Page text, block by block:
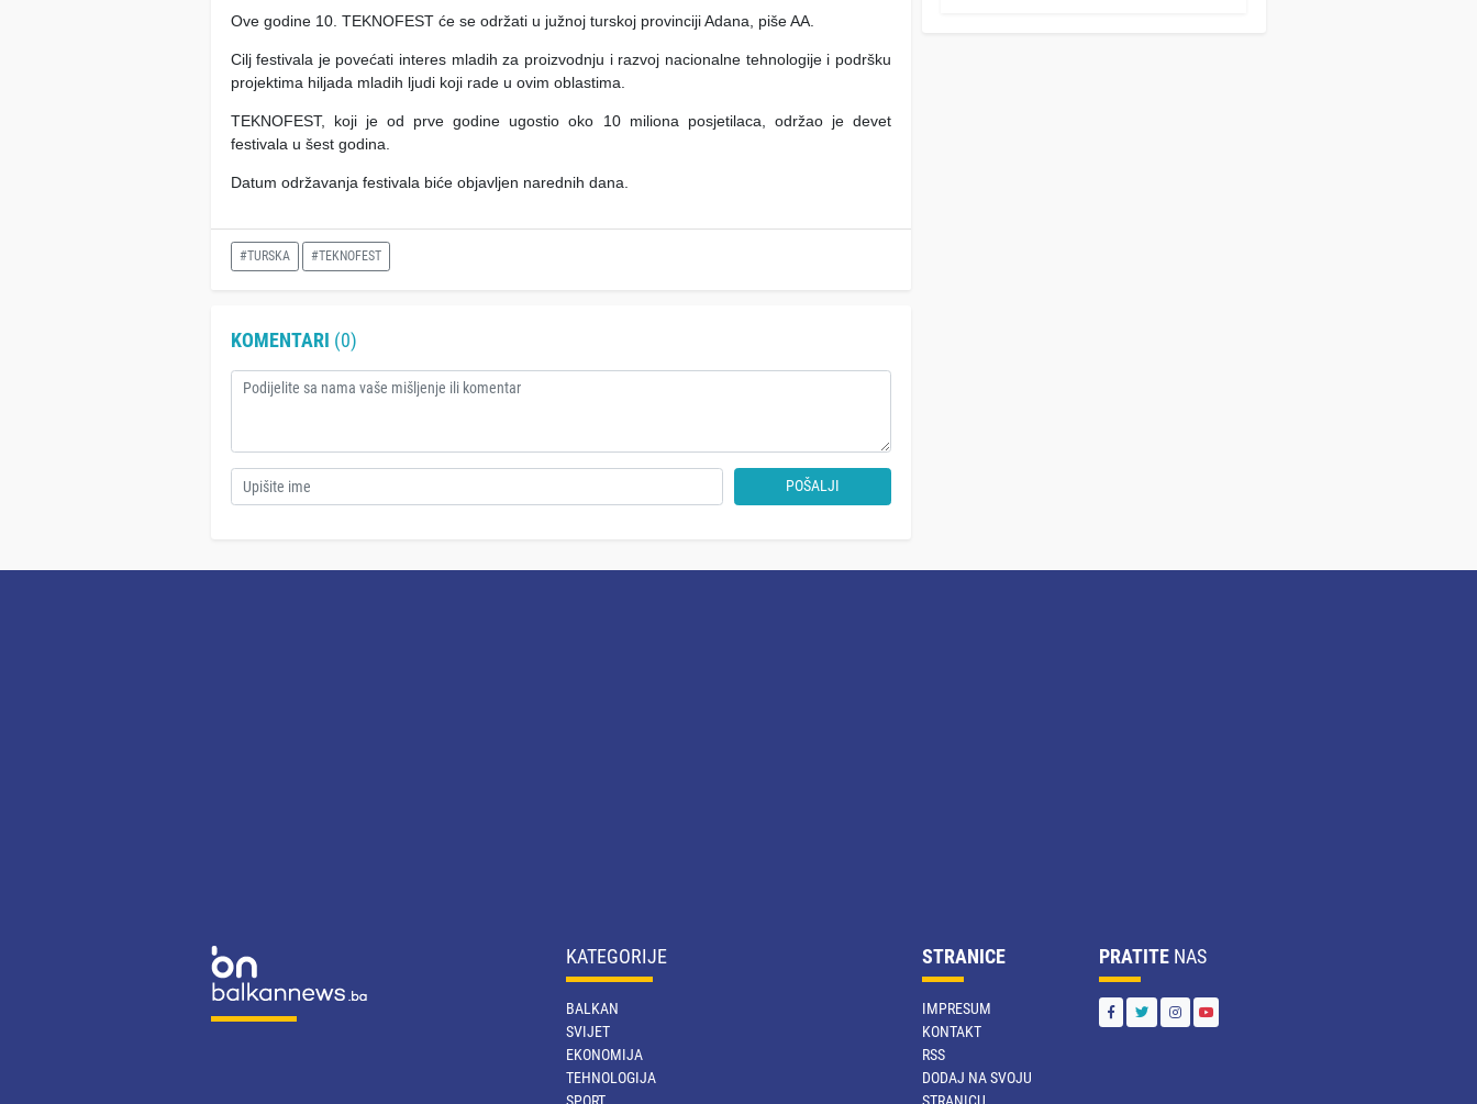
Ove godine 10. TEKNOFEST će se održati u južnoj turskoj provinciji Adana, piše AA.
Cilj festivala je povećati interes mladih za proizvodnju i razvoj nacionalne tehnologije i podršku
projektima hiljada mladih ljudi koji rade u ovim oblastima.
TEKNOFEST, koji je od prve godine ugostio oko 10 miliona posjetilaca, održao je devet
festivala u šest godina.
Datum održavanja festivala biće objavljen narednih dana.
#TURSKA #TEKNOFEST
KOMENTARI (0)
POŠALJI
KATEGORIJE
BALKAN
SVIJET
EKONOMIJA
TEHNOLOGIJA
STRANICE
IMPRESUM
KONTAKT
RSS
DODAJ NA SVOJU
PRATITE NAS